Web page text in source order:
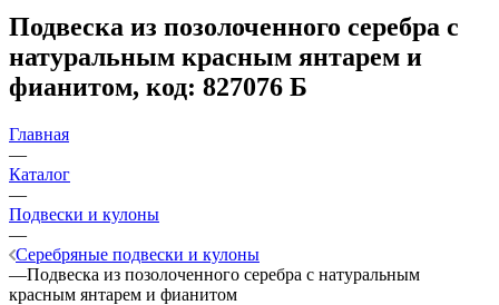
Подвеска из позолоченного серебра с
натуральным красным янтарем и
фианитом, код: 827076 Б
Главная
—
Каталог
—
Подвески и кулоны
—
Серебряные подвески и кулоны
—Подвеска из позолоченного серебра с натуральным
красным янтарем и фианитом